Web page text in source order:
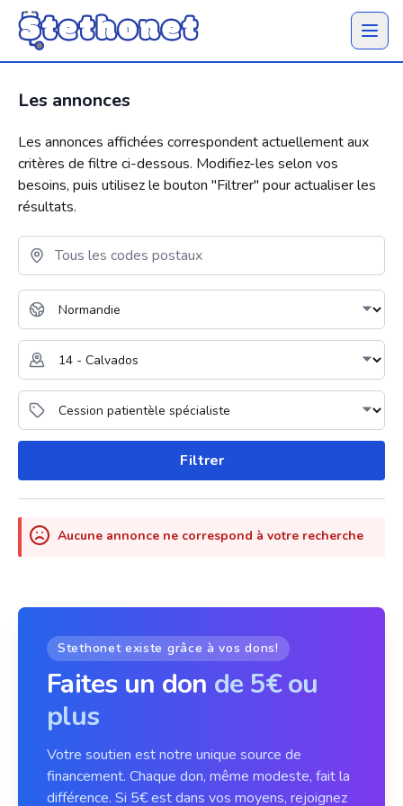
Ouvrir
Les annonces
Les annonces affichées correspondent actuellement aux
critères de filtre ci-dessous. Modifiez-les selon vos
besoins, puis utilisez le bouton "Filtrer" pour actualiser les
résultats.
Filtrer
Aucune annonce ne correspond à votre recherche
Stethonet existe grâce à vos dons!
Faites un don de 5€ ou
plus
Votre soutien est notre unique source de
financement. Chaque don, même modeste, fait la
différence. Si 5€ est dans vos moyens, rejoignez